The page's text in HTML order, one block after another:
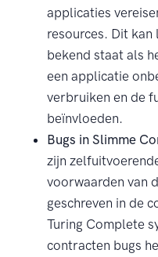
applicaties
resources. Dit
bekend staat als
een applicatie
verbruiken en de
beïnvloeden.
Bugs in Slimme
zijn
voorwaarden van
geschreven in de
Turing Complete
contracten bugs